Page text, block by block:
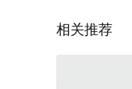
相关推荐